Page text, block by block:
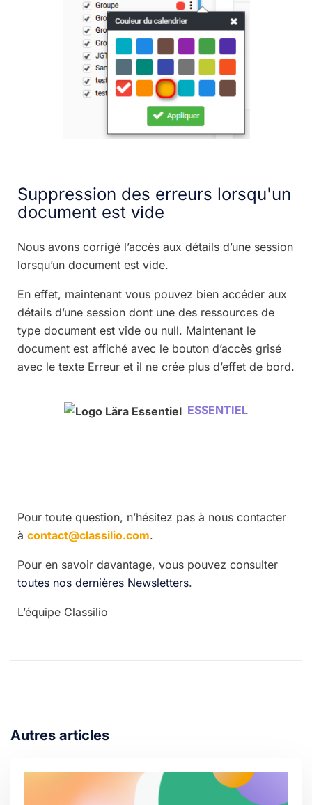
Suppression des erreurs lorsqu'un
document est vide
Nous avons corrigé l’accès aux détails d’une session
lorsqu’un document est vide.
En effet, maintenant vous pouvez bien accéder aux
détails d’une session dont une des ressources de
type document est vide ou null. Maintenant le
document est affiché avec le bouton d’accès grisé
avec le texte Erreur et il ne crée plus d’effet de bord.
ESSENTIEL
Pour toute question, n’hésitez pas à nous contacter
à contact@classilio.com.
Pour en savoir davantage, vous pouvez consulter
toutes nos dernières Newsletters.
L’équipe Classilio
Autres articles